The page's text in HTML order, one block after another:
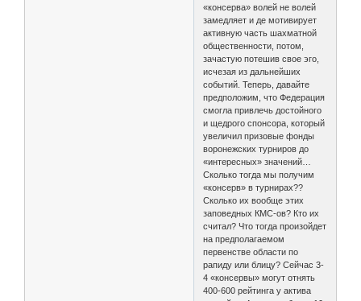
«консерва» волей не волей
замедляет и де мотивирует
активную часть шахматной
общественности, потом,
зачастую потешив свое эго,
исчезая из дальнейших
событий. Теперь, давайте
предположим, что Федерация
смогла привлечь достойного
и щедрого спонсора, который
увеличил призовые фонды
воронежских турниров до
«интересных» значений…
Сколько тогда мы получим
«консерв» в турнирах??
Сколько их вообще этих
заповедных КМС-ов? Кто их
считал? Что тогда произойдет
на предполагаемом
первенстве области по
рапиду или блицу? Сейчас 3-
4 «консервы» могут отнять
400-600 рейтинга у актива